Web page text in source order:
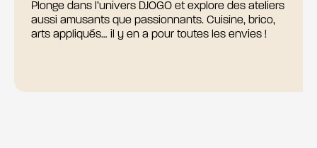
Plonge dans l’univers DJOGO et explore des ateliers
aussi amusants que passionnants. Cuisine, brico,
arts appliqués… il y en a pour toutes les envies !